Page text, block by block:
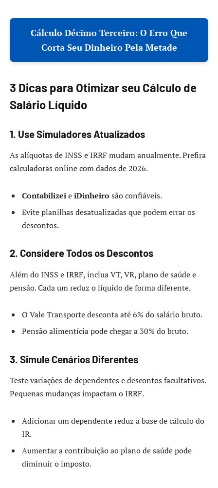
Cálculo Décimo Terceiro: O Erro Que
Corta Seu Dinheiro Pela Metade
3 Dicas para Otimizar seu Cálculo de
Salário Líquido
1. Use Simuladores Atualizados
As alíquotas de INSS e IRRF mudam anualmente. Prefira
calculadoras online com dados de 2026.
ContabilizeieiDinheiro são confiáveis.
Evite planilhas desatualizadas que podem errar os
descontos.
2. Considere Todos os Descontos
Além do INSS e IRRF, inclua VT, VR, plano de saúde e
pensão. Cada um reduz o líquido de forma diferente.
O Vale Transporte desconta até 6% do salário bruto.
Pensão alimentícia pode chegar a 30% do bruto.
3. Simule Cenários Diferentes
Teste variações de dependentes e descontos facultativos.
Pequenas mudanças impactam o IRRF.
Adicionar um dependente reduz a base de cálculo do
IR.
Aumentar a contribuição ao plano de saúde pode
diminuir o imposto.